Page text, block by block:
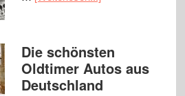
Die schönsten
Oldtimer Autos aus
Deutschland